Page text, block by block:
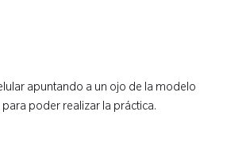
apuntando a un ojo de la modelo
poder realizar la práctica.